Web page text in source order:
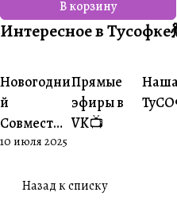
В корзину
Интересное в
#Совместники
Новогодни
й
Совместни
к🎄
10 июля 2025
#Житуха
Прямые
эфиры в
VK📺
Назад к списку